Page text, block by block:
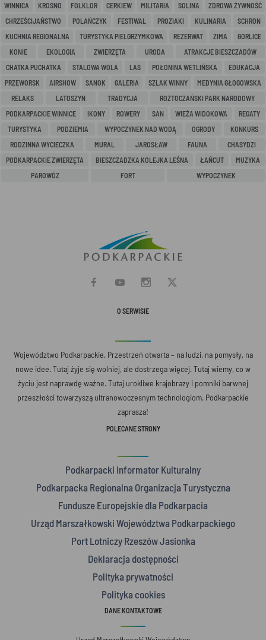
WINNICA
KROSNO FOLKLOR CERKIEW MILITARIA SOLINA
ZDROWA ŻYWNOŚĆ
CHRZEŚCIJAŃSTWO
POLAŃCZYK FESTIWAL PROZIAKI KULINARIA
SCHRON
KUCHNIA REGIONALNA
TURYSTYKA PIELGRZYMKOWA REZERWAT ZIMA
GORLICE
KONIE
EKOLOGIA ZWIERZĘTA URODA
ATRAKCJE BIESZCZADÓW
CHATKA PUCHATKA
STALOWA WOLA LAS POŁONINA WETLIŃSKA
EDUKACJA
PRZEWORSK
AIRSHOW SANOK GALERIA SZLAK WINNY
MEDYNIA GŁOGOWSKA
RELAKS
LATOSZYN TRADYCJA
ROZTOCZAŃSKI PARK NARODOWY
PODKARPACKIE WINNICE
IKONY ROWERY SAN WIEŻA WIDOKOWA
REGATY
TURYSTYKA
PODZIEMIA WYPOCZYNEK NAD WODĄ OGRODY
KONKURS
RODZINNA WYCIECZKA
MURAL JAROSŁAW FAUNA
CHASYDZI
PODKARPACKIE ZWIERZĘTA
BIESZCZADZKA KOLEJKA LEŚNA ŁAŃCUT
MUZYKA
PAROWÓZ
FORT WYPOCZYNEK
O SERWISIE
Województwo Podkarpackie. Przestrzeń otwarta – na ludzi, na pomysły, na
nowe idee. Tutaj żyje się wolniej, ale dostrzega więcej. Tutaj wiemy, co w
życiu jest naprawdę ważne. Tutaj urokliwe krajobrazy i pomniki barwnej
przeszłości towarzyszą ultranowoczesnym technologiom. Podkarpackie
zaprasza!
POLECANE STRONY
Podkarpacki Informator Kulturalny
Podkarpacka Regionalna Organizacja Turystyczna
Fundusze Europejskie dla Podkarpacia
Urząd Marszałkowski Województwa Podkarpackiego
Port Lotniczy Rzeszów Jasionka
Deklaracja dostępności
Polityka prywatności
Polityka cookies
DANE KONTAKTOWE